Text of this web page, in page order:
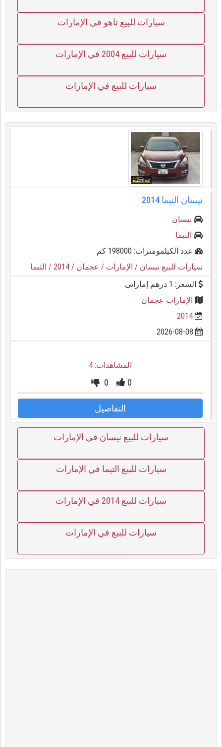
سيارات للبيع تاهو في الإمارات
سيارات للبيع 2004 في الإمارات
سيارات للبيع في الإمارات
نيسان التيما 2014
نيسان
التيما
عدد الكيلمومترات: 198000 كم
سيارات للبيع نيسان / الإمارات / عجمان / 2014
/ التيما
السعر: 1 درهم إماراتى
الإمارات عجمان
2014
المشاهدات: 4
0
0
التفاصيل
سيارات للبيع نيسان في الإمارات
سيارات للبيع التيما في الإمارات
سيارات للبيع 2014 في الإمارات
سيارات للبيع في الإمارات